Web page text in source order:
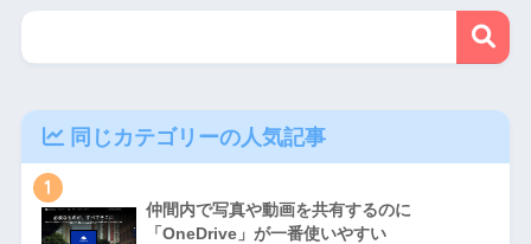
同じカテゴリーの人気記事
1
仲間内で写真や動画を共有するのに
「OneDrive」が一番使いやすい